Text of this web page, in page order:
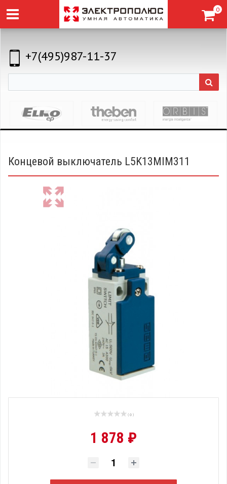
0
+7(495)987-11-37
Концевой выключатель L5K13MIM311
( 0 )
1 878 ₽